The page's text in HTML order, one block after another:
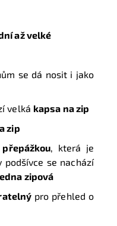
až velké
se dá nosit i jako
velká kapsa na zip
zip
, která je
podšívce se nachází
zipová
pro přehled o